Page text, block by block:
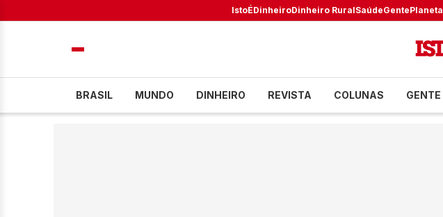
IstoÉDinheiroDinheiro RuralSaúdeGentePlaneta
BRASIL MUNDO DINHEIRO REVISTA COLUNAS GENTE